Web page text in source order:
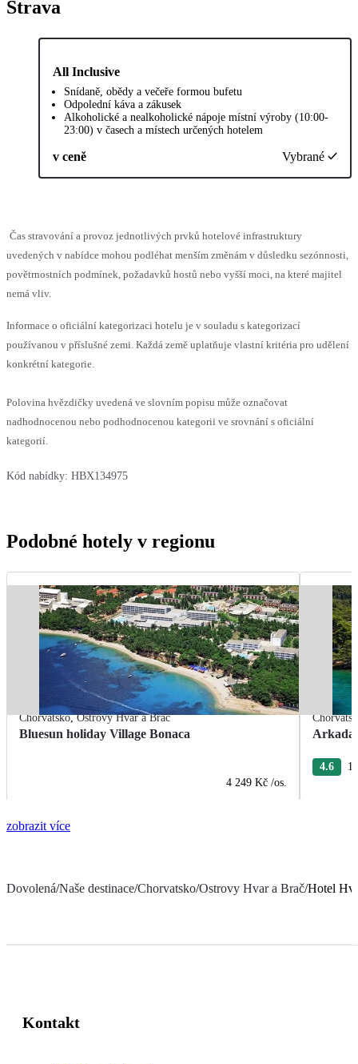
Strava
All Inclusive
Snídaně, obědy a večeře formou bufetu
Odpolední káva a zákusek
Alkoholické a nealkoholické nápoje místní výroby (10:00-
23:00) v časech a místech určených hotelem
v ceně Vybrané
Čas stravování a provoz jednotlivých prvků hotelové infrastruktury
uvedených v nabídce mohou podléhat menším změnám v důsledku sezónnosti,
povětrnostních podmínek, požadavků hostů nebo vyšší moci, na které majitel
nemá vliv.
Informace o oficiální kategorizaci hotelu je v souladu s kategorizací
používanou v příslušné zemi. Každá země uplatňuje vlastní kritéria pro udělení
konkrétní kategorie.
Polovina hvězdičky uvedená ve slovním popisu může označovat
nadhodnocenou nebo podhodnocenou kategorii ve srovnání s oficiální
kategorií.
Kód nabídky: HBX134975
Podobné hotely v regionu
Chorvatsko,Ostrovy Hvar a Brač
Bluesun holiday Village Bonaca
4 249 Kč /os.
Arkada
4.6
zobrazit více
Dovolená/Naše destinace/Chorvatsko/Ostrovy Hvar a Brač/Hotel
Kontakt